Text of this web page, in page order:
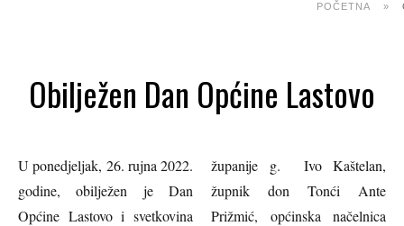
POČETNA »
Obilježen Dan Općine Lastovo
U ponedjeljak, 26. rujna 2022.
godine, obilježen je Dan
Općine Lastovo i svetkovina
županije g. Ivo Kaštelan,
župnik don Tonći Ante
Prižmić, općinska načelnica